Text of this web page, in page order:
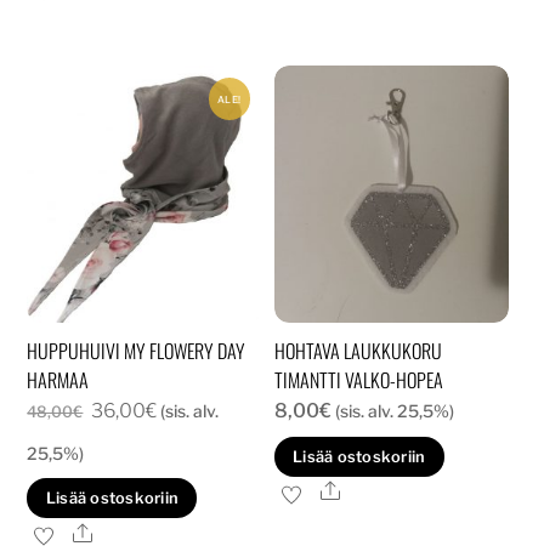
ALE!
HUPPUHUIVI MY FLOWERY DAY
HARMAA
48,00€ Alkuperäinen
oli:
48,00€.
36,00€Nykyinen
on:
36,00€.
(sis. alv.
25,5%)
Lisää ostoskoriin
Ale
HOHTAVA LAUKKUKORU
TIMANTTI VALKO-HOPEA
8,00€ (sis. alv. 25,5%)
Lisää ostoskoriin
Ale